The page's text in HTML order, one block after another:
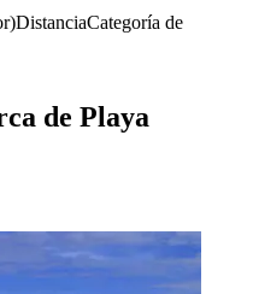
DistanciaCategoría de
de Playa